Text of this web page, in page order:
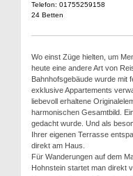
Telefon: 01755259158
24 Betten
Wo einst Züge hielten, um
heute eine andere Art von
Bahnhofsgebäude wurde mit
exklusive Appartements
liebevoll erhaltene
harmonischen Gesamtbild.
gedacht wurde. Und als
Ihrer eigenen Terrasse
direkt am Haus.
Für Wanderungen auf dem
Hohnstein startet man direkt